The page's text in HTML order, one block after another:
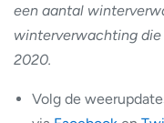
een aantal
winterverwachting
2020.
Volg de